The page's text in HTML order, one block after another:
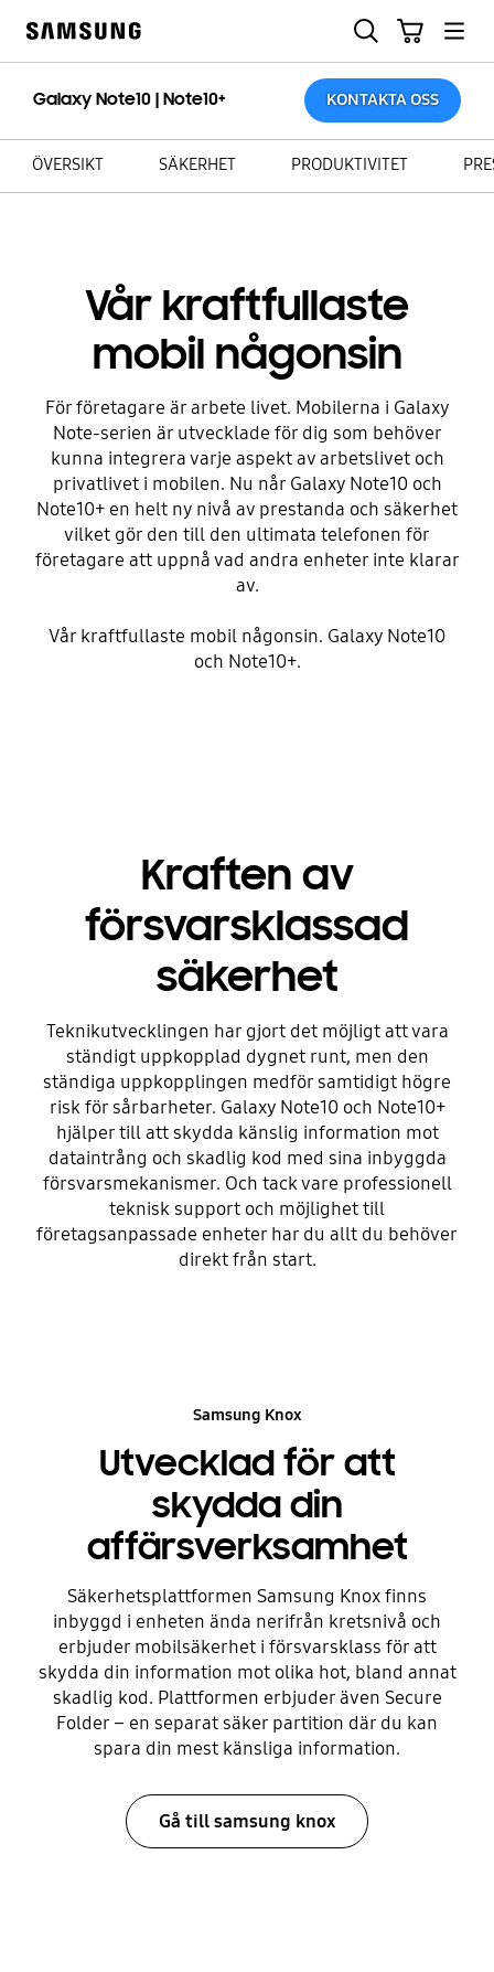
Galaxy Note10 | Note10+ KONTAKTA OSS
ÖVERSIKT SÄKERHET PRODUKTIVITET
Vår kraftfullaste
mobil någonsin
För företagare är arbete livet. Mobilerna i Galaxy
Note-serien är utvecklade för dig som behöver
kunna integrera varje aspekt av arbetslivet och
privatlivet i mobilen. Nu når Galaxy Note10 och
Note10+ en helt ny nivå av prestanda och säkerhet
vilket gör den till den ultimata telefonen för
företagare att uppnå vad andra enheter inte klarar
av.
Vår kraftfullaste mobil någonsin. Galaxy Note10
och Note10+.
Kraften av
försvarsklassad
säkerhet
Teknikutvecklingen har gjort det möjligt att vara
ständigt uppkopplad dygnet runt, men den
ständiga uppkopplingen medför samtidigt högre
risk för sårbarheter. Galaxy Note10 och Note10+
hjälper till att skydda känslig information mot
dataintrång och skadlig kod med sina inbyggda
försvarsmekanismer. Och tack vare professionell
teknisk support och möjlighet till
företagsanpassade enheter har du allt du behöver
direkt från start.
Samsung Knox
Utvecklad för att
skydda din
affärsverksamhet
Säkerhetsplattformen Samsung Knox finns
inbyggd i enheten ända nerifrån kretsnivå och
erbjuder mobilsäkerhet i försvarsklass för att
skydda din information mot olika hot, bland annat
skadlig kod. Plattformen erbjuder även Secure
Folder – en separat säker partition där du kan
spara din mest känsliga information.
Gå till samsung knox